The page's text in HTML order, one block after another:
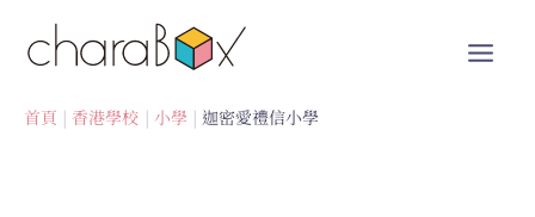
首頁 香港學校 小學 迦密愛禮信小學